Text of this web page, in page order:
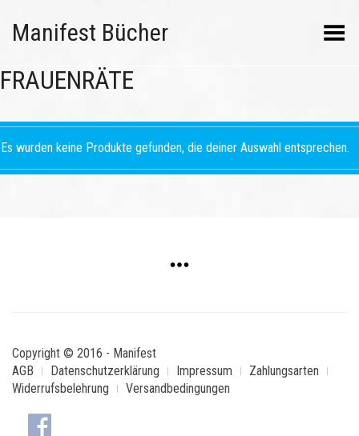
Manifest Bücher Menü umschalten
FRAUENRÄTE
Es wurden keine Produkte gefunden, die deiner Auswahl entsprechen.
Copyright © 2016 - Manifest
AGB
Datenschutzerklärung Impressum
Zahlungsarten
Widerrufsbelehrung
Versandbedingungen